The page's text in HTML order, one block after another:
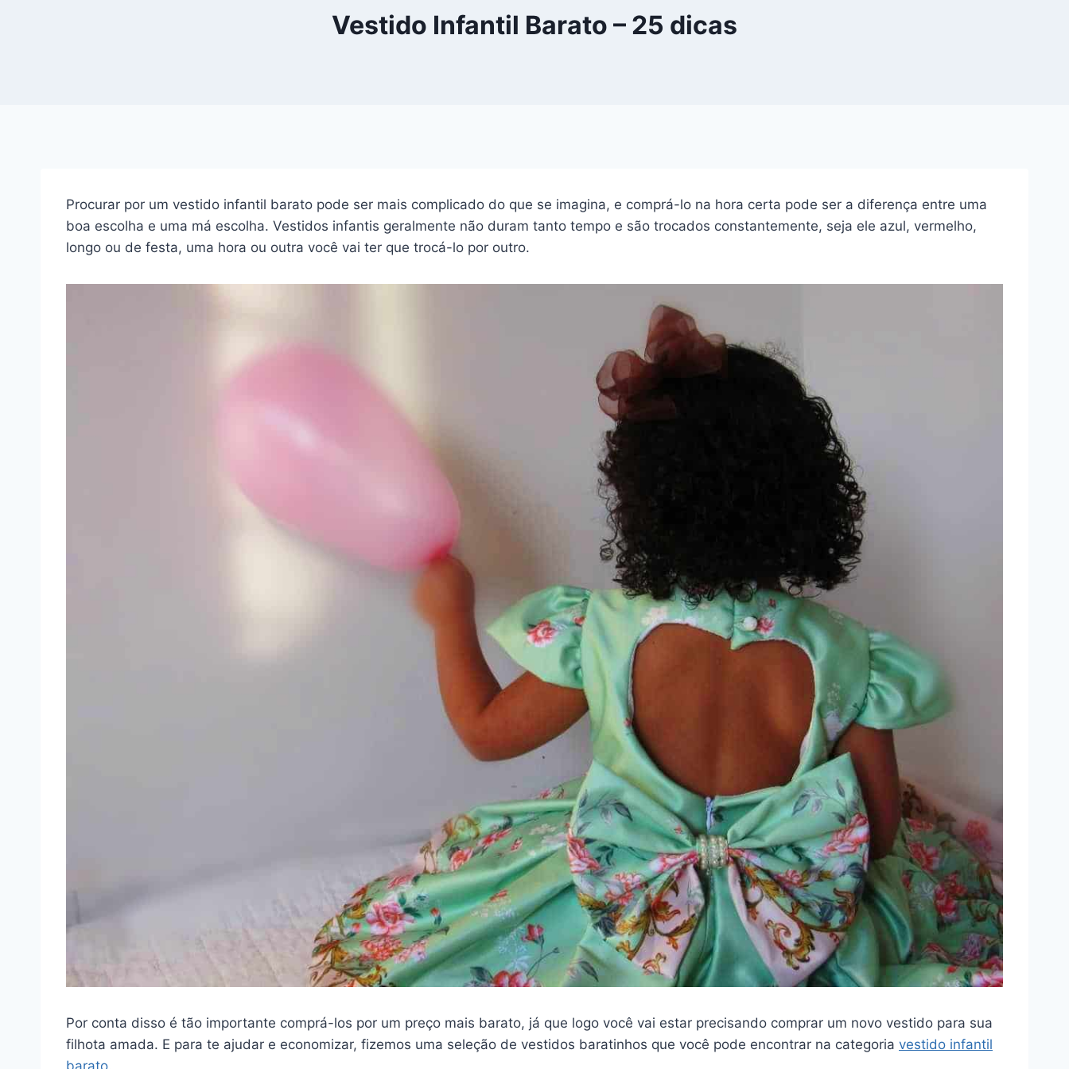
Vestido Infantil Barato – 25 dicas
Procurar por um vestido infantil barato pode ser mais complicado do que se imagina, e comprá-lo na hora certa pode ser a diferença entre uma
boa escolha e uma má escolha. Vestidos infantis geralmente não duram tanto tempo e são trocados constantemente, seja ele azul, vermelho,
longo ou de festa, uma hora ou outra você vai ter que trocá-lo por outro.
Por conta disso é tão importante comprá-los por um preço mais barato, já que logo você vai estar precisando comprar um novo vestido para sua
filhota amada. E para te ajudar e economizar, fizemos uma seleção de vestidos baratinhos que você pode encontrar na categoria vestido infantil
barato